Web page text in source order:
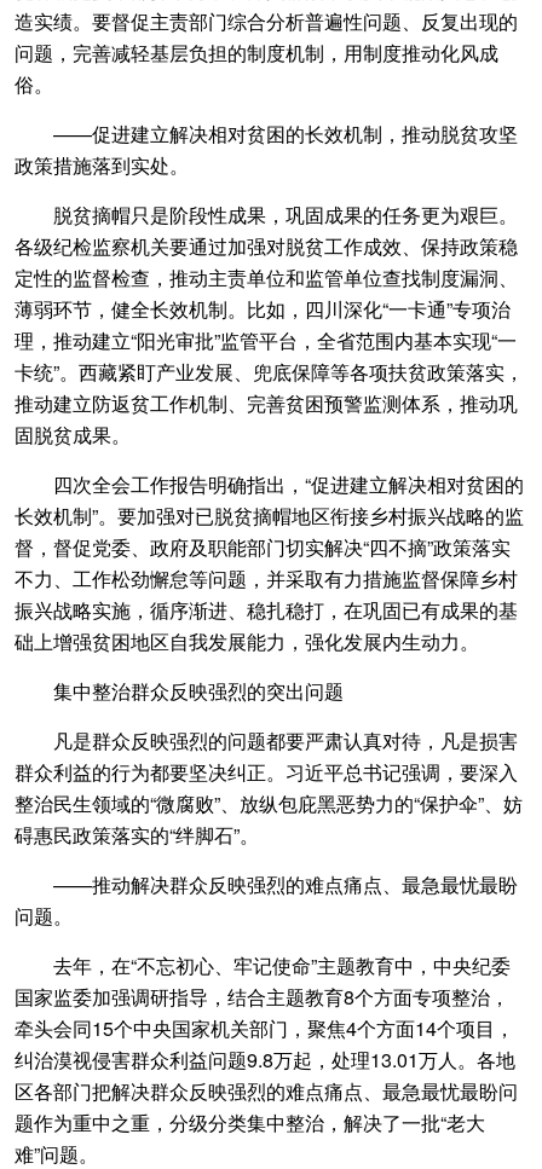
造实绩。要督促主责部门综合分析普遍性问题、反复出现的
问题，完善减轻基层负担的制度机制，用制度推动化风成
俗。
——促进建立解决相对贫困的长效机制，推动脱贫攻坚
政策措施落到实处。
脱贫摘帽只是阶段性成果，巩固成果的任务更为艰巨。
各级纪检监察机关要通过加强对脱贫工作成效、保持政策稳
定性的监督检查，推动主责单位和监管单位查找制度漏洞、
薄弱环节，健全长效机制。比如，四川深化“一卡通”专项治
理，推动建立“阳光审批”监管平台，全省范围内基本实现“一
卡统”。西藏紧盯产业发展、兜底保障等各项扶贫政策落实，
推动建立防返贫工作机制、完善贫困预警监测体系，推动巩
固脱贫成果。
四次全会工作报告明确指出，“促进建立解决相对贫困的
长效机制”。要加强对已脱贫摘帽地区衔接乡村振兴战略的监
督，督促党委、政府及职能部门切实解决“四不摘”政策落实
不力、工作松劲懈怠等问题，并采取有力措施监督保障乡村
振兴战略实施，循序渐进、稳扎稳打，在巩固已有成果的基
础上增强贫困地区自我发展能力，强化发展内生动力。
集中整治群众反映强烈的突出问题
凡是群众反映强烈的问题都要严肃认真对待，凡是损害
群众利益的行为都要坚决纠正。习近平总书记强调，要深入
整治民生领域的“微腐败”、放纵包庇黑恶势力的“保护伞”、妨
碍惠民政策落实的“绊脚石”。
——推动解决群众反映强烈的难点痛点、最急最忧最盼
问题。
去年，在“不忘初心、牢记使命”主题教育中，中央纪委
国家监委加强调研指导，结合主题教育8个方面专项整治，
牵头会同15个中央国家机关部门，聚焦4个方面14个项目，
纠治漠视侵害群众利益问题9.8万起，处理13.01万人。各地
区各部门把解决群众反映强烈的难点痛点、最急最忧最盼问
题作为重中之重，分级分类集中整治，解决了一批“老大
难”问题。